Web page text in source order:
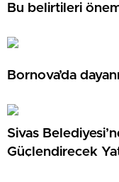
Bu belirtileri
Bornova’da
Sivas
Güçlendirecek